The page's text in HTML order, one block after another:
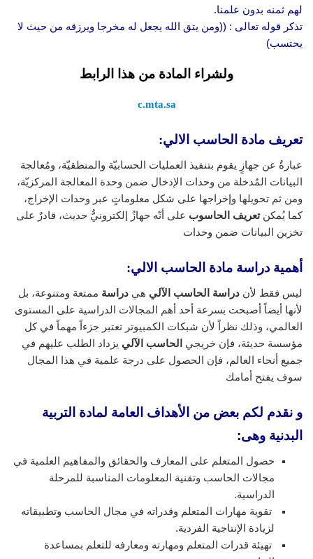
لهم ثمنه بدون علمنا.
تذكر قوله تعالى : ((ومن يتق الله يجعل له مخرجا ويرزقه من حيث لا
يحتسب)
ولشراء المادة من هذا الرابط
c.mta.sa
تعريف مادة الحاسب الالي:
عبارةٌ عن جهازٍ يقوم بتنفيذ العمليات الحسابيّة والمنطقيّة، ومُعالجة
البيانات المُدخلة من وحدات الإدخال ضمن وحدة المعالجة المركزيّة،
ومن ثم تحويلها وإخراجها على شكل معلوماتٍ عبر وحدات الإخراج،
كما يُمكنتعريف الحاسوب على أنّه جهازٌ إلكترونيٌّ حديث، قادرٌ على
تخزين البيانات ضمن وحدات
أهمية دراسة مادة الحاسب الالي:
ليس فقط لأن دراسة الحاسب الآلي هي دراسة ممتعة ومتنوعة، بل
لأنها أيضاً أصبحت بسرعة أحد أهم المجالات الدراسية على المستوى
العالمي، وذلك نظراً لأن شبكات الكمبيوتر تعتبر جزءاً مهماً في كل
مؤسسة حديثة، فإن خريجي
الحاسب الآلي يزداد الطلب عليهم في
جميع أنحاء العالم، فإن الحصول على درجة علمية في هذا المجال
سوف يفتح أمامك
و نقدم لكم بعض من الأهداف العامة لمادة التربية
البدنية وهى:
حصول المتعلم على المعارف والحقائق والمفاهيم العلمية في
مجالات الحاسب وتقنية المعلومات المناسبة للمرحلة
الدراسية.
تقوية مهارات المتعلم وقدراته في مجال الحاسب وتطبيقاته
لزيادة الإنتاجية الفردية.
تهيئة قدرات المتعلم ومهارته ومعارفه للتعلم بمساعدة